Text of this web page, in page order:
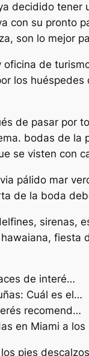
decidido tener
con su pronto
son lo mejor
de
los
de pasar por
bodas de la
se visten con
pálido mar
de la boda
sirenas,
de interé…
Cuál es el…
recomend…
en Miami a
pies